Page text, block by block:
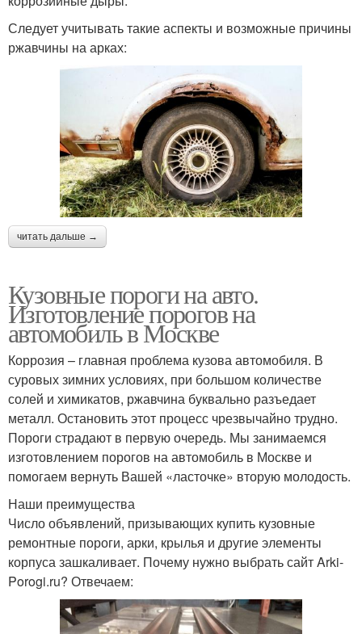
Следует учитывать такие аспекты и возможные причины
ржавчины на арках:
читать дальше →
Кузовные пороги на авто.
Изготовление порогов на
автомобиль в Москве
Коррозия – главная проблема кузова автомобиля. В
суровых зимних условиях, при большом количестве
солей и химикатов, ржавчина буквально разъедает
металл. Остановить этот процесс чрезвычайно трудно.
Пороги страдают в первую очередь. Мы занимаемся
изготовлением порогов на автомобиль в Москве и
помогаем вернуть Вашей «ласточке» вторую молодость.
Наши преимущества
Число объявлений, призывающих купить кузовные
ремонтные пороги, арки, крылья и другие элементы
корпуса зашкаливает. Почему нужно выбрать сайт Arki-
Porogi.ru? Отвечаем: